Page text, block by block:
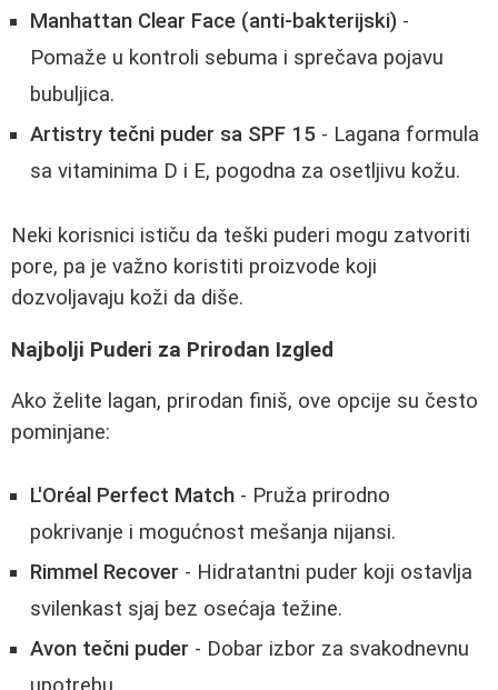
Manhattan Clear Face (anti-bakterijski) -
Pomaže u kontroli sebuma i sprečava pojavu
bubuljica.
Artistry tečni puder sa SPF 15 - Lagana formula
sa vitaminima D i E, pogodna za osetljivu kožu.
Neki korisnici ističu da teški puderi mogu zatvoriti
pore, pa je važno koristiti proizvode koji
dozvoljavaju koži da diše.
Najbolji Puderi za Prirodan Izgled
Ako želite lagan, prirodan finiš, ove opcije su često
pominjane:
L'Oréal Perfect Match - Pruža prirodno
pokrivanje i mogućnost mešanja nijansi.
Rimmel Recover - Hidratantni puder koji ostavlja
svilenkast sjaj bez osećaja težine.
Avon tečni puder - Dobar izbor za svakodnevnu